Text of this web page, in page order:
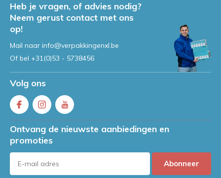
Heb je vragen, of advies nodig?
Neem gerust contact met ons
op!
Mail naar info@verpakkingenxl.be
Of bel +31(0)53 - 5738456
Volg ons
Ontvang de nieuwste aanbiedingen en
promoties
Abonneer